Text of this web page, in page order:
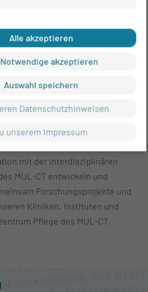
mit der interdisziplinären
MUL-CT entwickeln und
Forschungsprojekte und
Kliniken, Instituten und
Pflege des MUL-CT.
Alle akzeptieren
akzeptieren
Auswahl speichern
Datenschutzhinweisen
unserem Impressum